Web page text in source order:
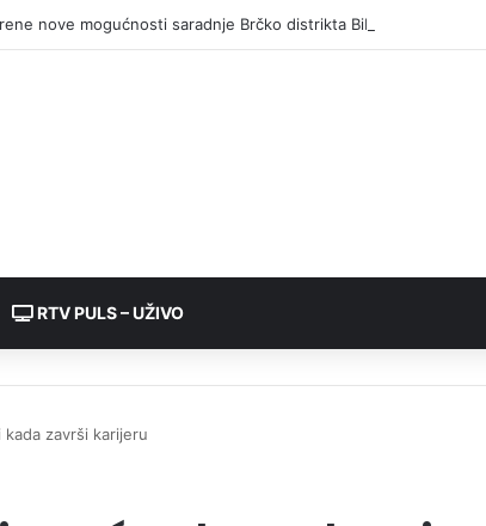
RTV PULS – UŽIVO
završi karijeru